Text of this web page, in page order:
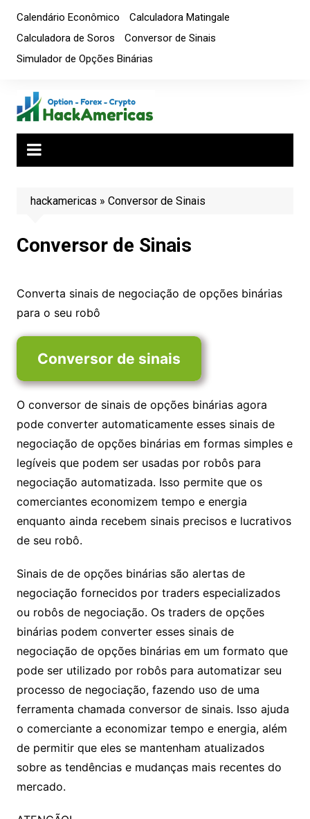
para
conteúdo
Calendário Econômico
Calculadora Matingale
Calculadora de Soros
Conversor de Sinais
Simulador de Opções Binárias
hackamericas » Conversor de Sinais
Conversor de Sinais
Converta sinais de negociação de opções binárias
para o seu robô
Conversor de sinais
O conversor de sinais de opções binárias agora
pode converter automaticamente esses sinais de
negociação de opções binárias em formas simples e
legíveis que podem ser usadas por robôs para
negociação automatizada. Isso permite que os
comerciantes economizem tempo e energia
enquanto ainda recebem sinais precisos e lucrativos
de seu robô.
Sinais de de opções binárias são alertas de
negociação fornecidos por traders especializados
ou robôs de negociação. Os traders de opções
binárias podem converter esses sinais de
negociação de opções binárias em um formato que
pode ser utilizado por robôs para automatizar seu
processo de negociação, fazendo uso de uma
ferramenta chamada conversor de sinais. Isso ajuda
o comerciante a economizar tempo e energia, além
de permitir que eles se mantenham atualizados
sobre as tendências e mudanças mais recentes do
mercado.